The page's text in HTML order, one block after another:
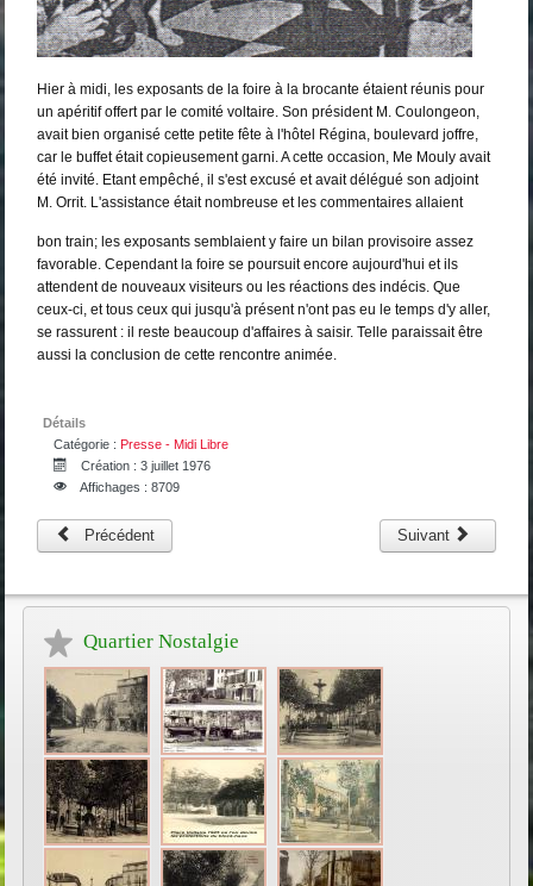
Hier à midi, les exposants de la foire à la brocante étaient réunis pour
un apéritif offert par le comité voltaire. Son président M. Coulongeon,
avait bien organisé cette petite fête à l'hôtel Régina, boulevard joffre,
car le buffet était copieusement garni. A cette occasion, Me Mouly avait
été invité. Etant empêché, il s'est excusé et avait délégué son adjoint
M. Orrit. L'assistance était nombreuse et les commentaires allaient
bon train; les exposants semblaient y faire un bilan provisoire assez
favorable. Cependant la foire se poursuit encore aujourd'hui et ils
attendent de nouveaux visiteurs ou les réactions des indécis. Que
ceux-ci, et tous ceux qui jusqu'à présent n'ont pas eu le temps d'y aller,
se rassurent : il reste beaucoup d'affaires à saisir. Telle paraissait être
aussi la conclusion de cette rencontre animée.
Détails
Catégorie : Presse - Midi Libre
Création : 3 juillet 1976
Affichages : 8709
Précédent Suivant
Quartier Nostalgie